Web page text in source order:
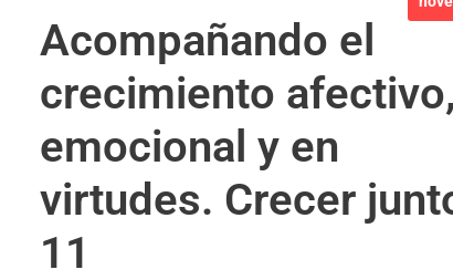
Acompañando el
crecimiento afectivo,
emocional y en
virtudes. Crecer
11